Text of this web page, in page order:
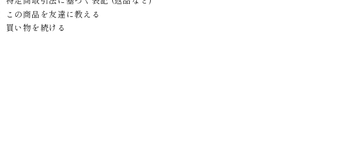
この商品を友達に教える
買い物を続ける